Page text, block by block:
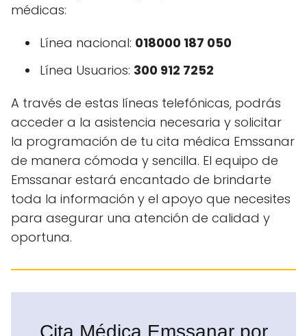
médicas:
Línea nacional: 018000 187 050
Línea Usuarios: 300 912 7252
A través de estas líneas telefónicas, podrás
acceder a la asistencia necesaria y solicitar
la programación de tu cita médica Emssanar
de manera cómoda y sencilla. El equipo de
Emssanar estará encantado de brindarte
toda la información y el apoyo que necesites
para asegurar una atención de calidad y
oportuna.
Cita Médica Emssanar por